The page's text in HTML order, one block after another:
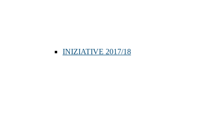
INIZIATIVE 2017/18